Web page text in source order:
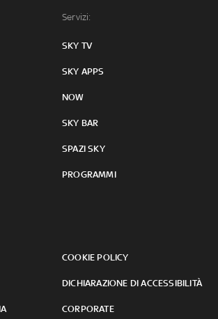
Servizi:
SKY TV
SKY APPS
NOW
SKY BAR
SPAZI SKY
PROGRAMMI
COOKIE POLICY
DICHIARAZIONE DI ACCESSIBILITÀ
CORPORATE